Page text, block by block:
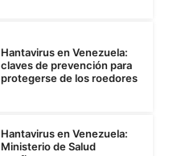
Hantavirus en Venezuela:
claves de prevención para
protegerse de los roedores
Hantavirus en Venezuela:
Ministerio de Salud